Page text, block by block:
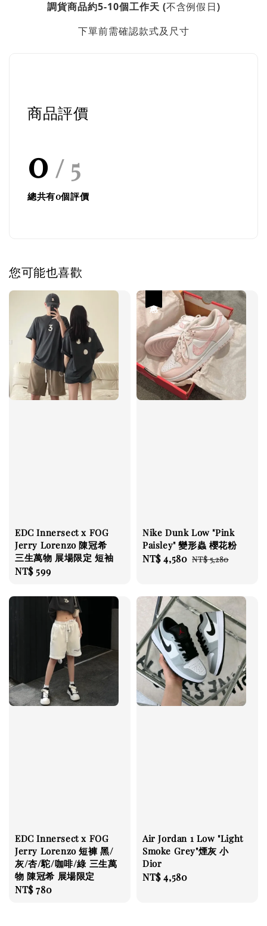
調貨商品約5-10個工作天 (不含例假日)
下單前需確認款式及尺寸
商品評價
0 / 5
總共有0個評價
您可能也喜歡
EDC Innersect x FOG
Jerry Lorenzo 陳冠希
三生萬物 展場限定 短袖
Regular
NT$ 599
Nike Dunk Low "Pink
Paisley" 變形蟲 櫻花粉
Sale
NT$ 4,580 Regular
NT$ 5,280
EDC Innersect x FOG
Jerry Lorenzo 短褲 黑/
灰/杏/駝/咖啡/綠 三生萬
物 陳冠希 展場限定
Regular
NT$ 780
Air Jordan 1 Low "Light
Smoke Grey"煙灰 小
Dior
Regular
NT$ 4,580